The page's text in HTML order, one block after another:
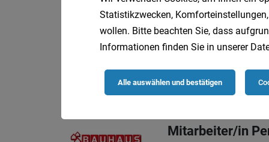
Mitarbeiter/in
Statistikzwecken,
wollen. Bitte beachten Sie, dass
Informationen finden Sie in unserer
Alle auswählen und bestätigen